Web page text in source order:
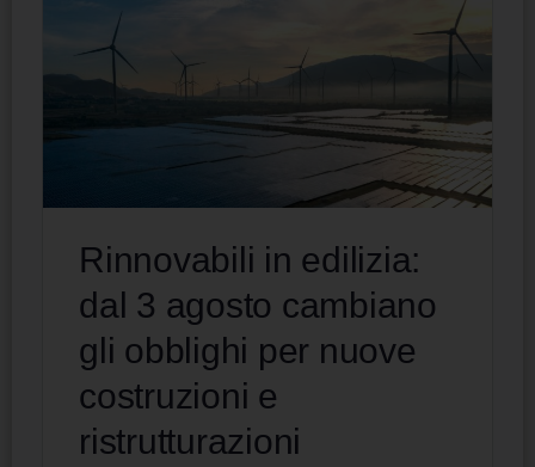
Rinnovabili in edilizia:
dal 3 agosto cambiano
gli obblighi per nuove
costruzioni e
ristrutturazioni